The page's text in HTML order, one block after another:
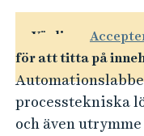
Vänligen
för att titta på
processtekniska
och även